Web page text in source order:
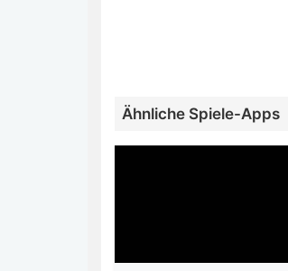
Ähnliche Spiele-Apps